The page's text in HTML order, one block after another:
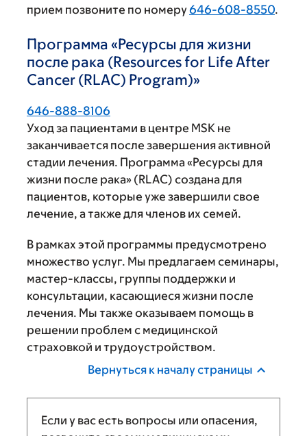
прием позвоните по номеру646-608-8550.
Программа «Ресурсы для жизни
после рака (Resources for Life After
Cancer (RLAC) Program)»
646-888-8106
Уход за пациентами в центре MSK не
заканчивается после завершения активной
стадии лечения. Программа «Ресурсы для
жизни после рака» (RLAC) создана для
пациентов, которые уже завершили свое
лечение, а также для членов их семей.
В рамках этой программы предусмотрено
множество услуг. Мы предлагаем семинары,
мастер-классы, группы поддержки и
консультации, касающиеся жизни после
лечения. Мы также оказываем помощь в
решении проблем с медицинской
страховкой и трудоустройством.
Вернуться к началу страницы
Если у вас есть вопросы или опасения,